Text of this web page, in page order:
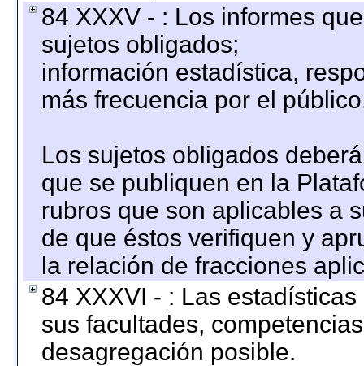
84 XXXV - : Los informes
sujetos obligados;
información estadística,
más frecuencia por el
Los sujetos obligados
que se publiquen en la
rubros que son aplicables a
de que éstos verifiquen y
la relación de fracciones
84 XXXVI - : Las
sus facultades,
desagregación posible.